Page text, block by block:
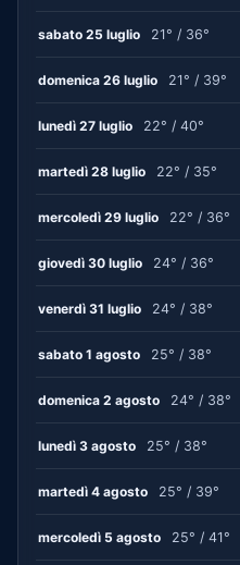
sabato 25 luglio 21° / 36°
domenica 26 luglio 21° / 39°
lunedì 27 luglio 22° / 40°
martedì 28 luglio 22° / 35°
mercoledì 29 luglio 22° / 36°
giovedì 30 luglio 24° / 36°
venerdì 31 luglio 24° / 38°
sabato 1 agosto 25° / 38°
domenica 2 agosto 24° / 38°
lunedì 3 agosto 25° / 38°
martedì 4 agosto 25° / 39°
mercoledì 5 agosto 25° / 41°